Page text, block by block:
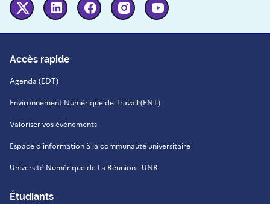
Twitter Linkedin FacebookInstagram
Accès rapide
Agenda (EDT)
Environnement Numérique de Travail (ENT)
Valoriser vos événements
Espace d'information à la communauté universitaire
Université Numérique de La Réunion - UNR
Étudiants